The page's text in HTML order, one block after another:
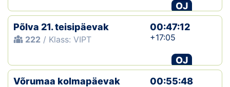
OJ
Põlva 21. teisipäevak
222 / Klass: VIPT
00:47:12
+17:05
OJ
Võrumaa kolmapäevak
00:55:48